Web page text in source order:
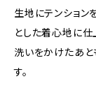
生地にテンション
とした着心地に仕
洗いをかけたあと
す。